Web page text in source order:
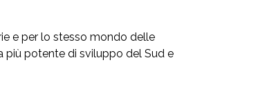
e per lo stesso mondo delle
più potente di sviluppo del Sud e